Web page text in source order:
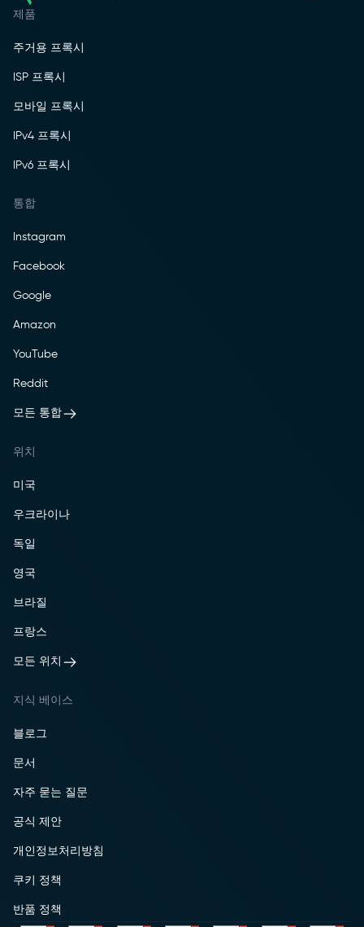
제품
주거용 프록시
ISP 프록시
모바일 프록시
IPv4 프록시
IPv6 프록시
통합
Instagram
Facebook
Google
Amazon
YouTube
Reddit
모든 통합
위치
미국
우크라이나
독일
영국
브라질
프랑스
모든 위치
지식 베이스
블로그
문서
자주 묻는 질문
공식 제안
개인정보처리방침
쿠키 정책
반품 정책